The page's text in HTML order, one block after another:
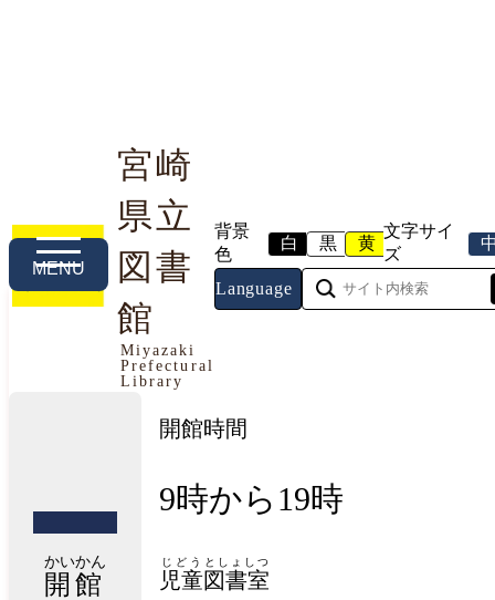
宮崎
県立
図書
館
Miyazaki
Prefectural
Library
背景
色
白 黒 黄
文字サイ
ズ
Language
MENU
利用案内 本や資料を探す 調べる・相談する
今日の開館情報
2026年8月6日（木曜日）
開館
かいかん
開館時間
9時から19時
児童
じどう
図書室
としょしつ